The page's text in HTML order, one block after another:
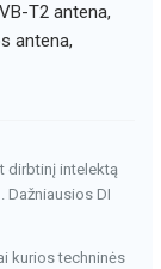
T2 antena,
antena,
dirbtinį intelektą
Dažniausios DI
kurios techninės